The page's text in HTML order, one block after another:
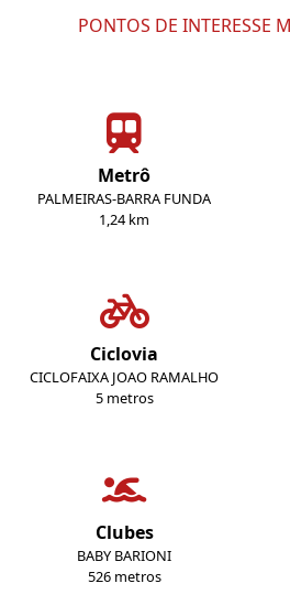
PONTOS DE INTERESSE
Metrô
PALMEIRAS-BARRA FUNDA
1,24 km
Ciclovia
CICLOFAIXA JOAO RAMALHO
5 metros
Clubes
BABY BARIONI
526 metros